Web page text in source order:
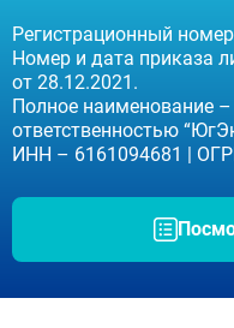
Регистрационный
Номер и дата приказа
от 28.12.2021.
Полное наименование
ответственностью
ИНН – 6161094681 |